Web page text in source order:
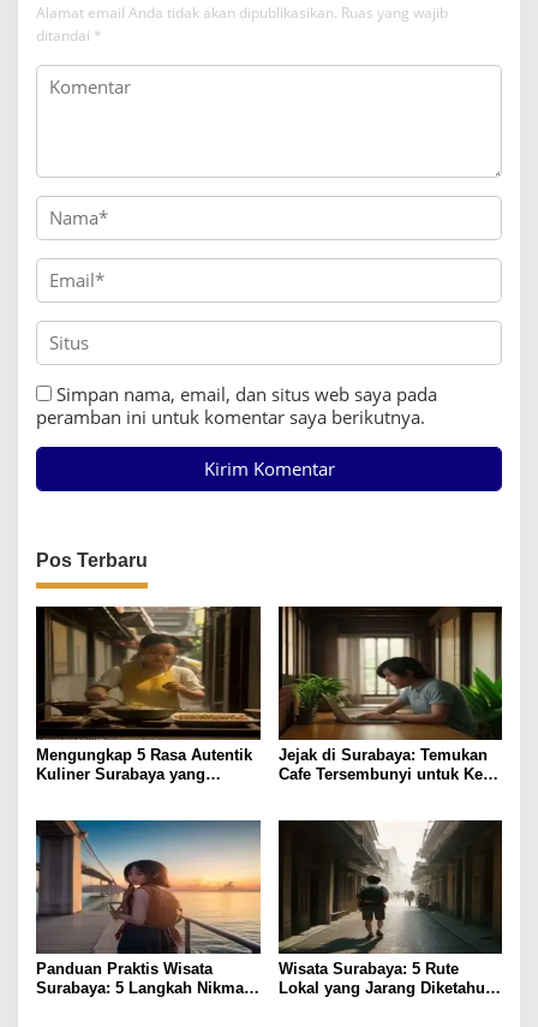
Alamat email Anda tidak akan dipublikasikan. Ruas yang wajib
ditandai *
Simpan nama, email, dan situs web saya pada
peramban ini untuk komentar saya berikutnya.
Pos Terbaru
Mengungkap 5 Rasa Autentik
Kuliner Surabaya yang
Jejak di Surabaya: Temukan
Cafe Tersembunyi untuk Kerja
Panduan Praktis Wisata
Surabaya: 5 Langkah Nikmati
Wisata Surabaya: 5 Rute
Lokal yang Jarang Diketahui